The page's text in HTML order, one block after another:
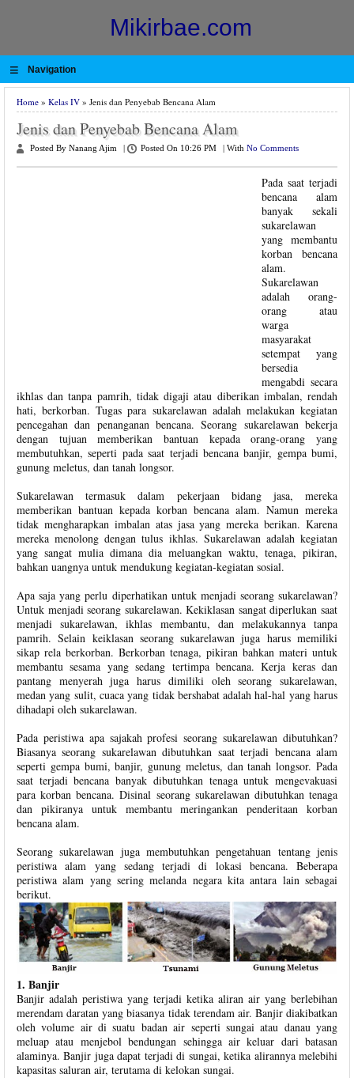
Mikirbae.com
≡ Navigation
Home » Kelas IV » Jenis dan Penyebab Bencana Alam
Jenis dan Penyebab Bencana Alam
Posted By Nanang Ajim Posted On 10:26 PM With No Comments
Pada saat terjadi
bencana alam
banyak sekali
sukarelawan
yang membantu
korban bencana
alam.
Sukarelawan
adalah orang-
orang atau
warga
masyarakat
setempat yang
bersedia
mengabdi secara
ikhlas dan tanpa pamrih, tidak digaji atau diberikan imbalan, rendah
hati, berkorban. Tugas para sukarelawan adalah melakukan kegiatan
pencegahan dan penanganan bencana. Seorang sukarelawan bekerja
dengan tujuan memberikan bantuan kepada orang-orang yang
membutuhkan, seperti pada saat terjadi bencana banjir, gempa bumi,
gunung meletus, dan tanah longsor.
Sukarelawan termasuk dalam pekerjaan bidang jasa, mereka
memberikan bantuan kepada korban bencana alam. Namun mereka
tidak mengharapkan imbalan atas jasa yang mereka berikan. Karena
mereka menolong dengan tulus ikhlas. Sukarelawan adalah kegiatan
yang sangat mulia dimana dia meluangkan waktu, tenaga, pikiran,
bahkan uangnya untuk mendukung kegiatan-kegiatan sosial.
Apa saja yang perlu diperhatikan untuk menjadi seorang sukarelawan?
Untuk menjadi seorang sukarelawan. Kekiklasan sangat diperlukan saat
menjadi sukarelawan, ikhlas membantu, dan melakukannya tanpa
pamrih. Selain keiklasan seorang sukarelawan juga harus memiliki
sikap rela berkorban. Berkorban tenaga, pikiran bahkan materi untuk
membantu sesama yang sedang tertimpa bencana. Kerja keras dan
pantang menyerah juga harus dimiliki oleh seorang sukarelawan,
medan yang sulit, cuaca yang tidak bershabat adalah hal-hal yang harus
dihadapi oleh sukarelawan.
Pada peristiwa apa sajakah profesi seorang sukarelawan dibutuhkan?
Biasanya seorang sukarelawan dibutuhkan saat terjadi bencana alam
seperti gempa bumi, banjir, gunung meletus, dan tanah longsor. Pada
saat terjadi bencana banyak dibutuhkan tenaga untuk mengevakuasi
para korban bencana. Disinal seorang sukarelawan dibutuhkan tenaga
dan pikiranya untuk membantu meringankan penderitaan korban
bencana alam.
Seorang sukarelawan juga membutuhkan pengetahuan tentang jenis
peristiwa alam yang sedang terjadi di lokasi bencana. Beberapa
peristiwa alam yang sering melanda negara kita antara lain sebagai
berikut.
1. Banjir
Banjir adalah peristiwa yang terjadi ketika aliran air yang berlebihan
merendam daratan yang biasanya tidak terendam air. Banjir diakibatkan
oleh volume air di suatu badan air seperti sungai atau danau yang
meluap atau menjebol bendungan sehingga air keluar dari batasan
alaminya. Banjir juga dapat terjadi di sungai, ketika alirannya melebihi
kapasitas saluran air, terutama di kelokan sungai.